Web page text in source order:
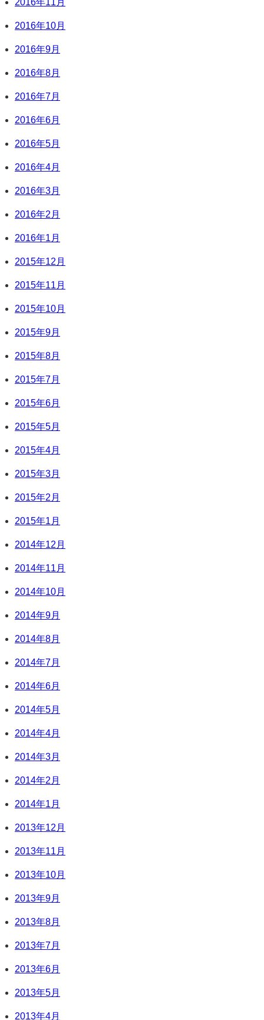
2016年10月
2016年9月
2016年8月
2016年7月
2016年6月
2016年5月
2016年4月
2016年3月
2016年2月
2016年1月
2015年12月
2015年11月
2015年10月
2015年9月
2015年8月
2015年7月
2015年6月
2015年5月
2015年4月
2015年3月
2015年2月
2015年1月
2014年12月
2014年11月
2014年10月
2014年9月
2014年8月
2014年7月
2014年6月
2014年5月
2014年4月
2014年3月
2014年2月
2014年1月
2013年12月
2013年11月
2013年10月
2013年9月
2013年8月
2013年7月
2013年6月
2013年5月
2013年4月